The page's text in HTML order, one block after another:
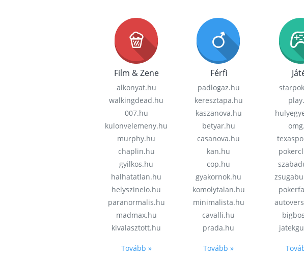
Film & Zene
alkonyat.hu
walkingdead.hu
007.hu
kulonvelemeny.hu
murphy.hu
chaplin.hu
gyilkos.hu
halhatatlan.hu
helyszinelo.hu
paranormalis.hu
madmax.hu
kivalasztott.hu
Tovább »
Férfi
padlogaz.hu
keresztapa.hu
kaszanova.hu
betyar.hu
casanova.hu
kan.hu
cop.hu
gyakornok.hu
komolytalan.hu
minimalista.hu
cavalli.hu
prada.hu
Tovább »